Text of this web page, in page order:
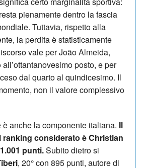
pienamente dentro la fascia
Tuttavia, rispetto alla
la perdita è statisticamente
vale per João Almeida,
posto, e per
dal quarto al quindicesimo. Il
non il valore complessivo
è anche la componente italiana. Il
ranking considerato è Christian
punti.Subito dietro si
, 20° con 895 punti, autore di